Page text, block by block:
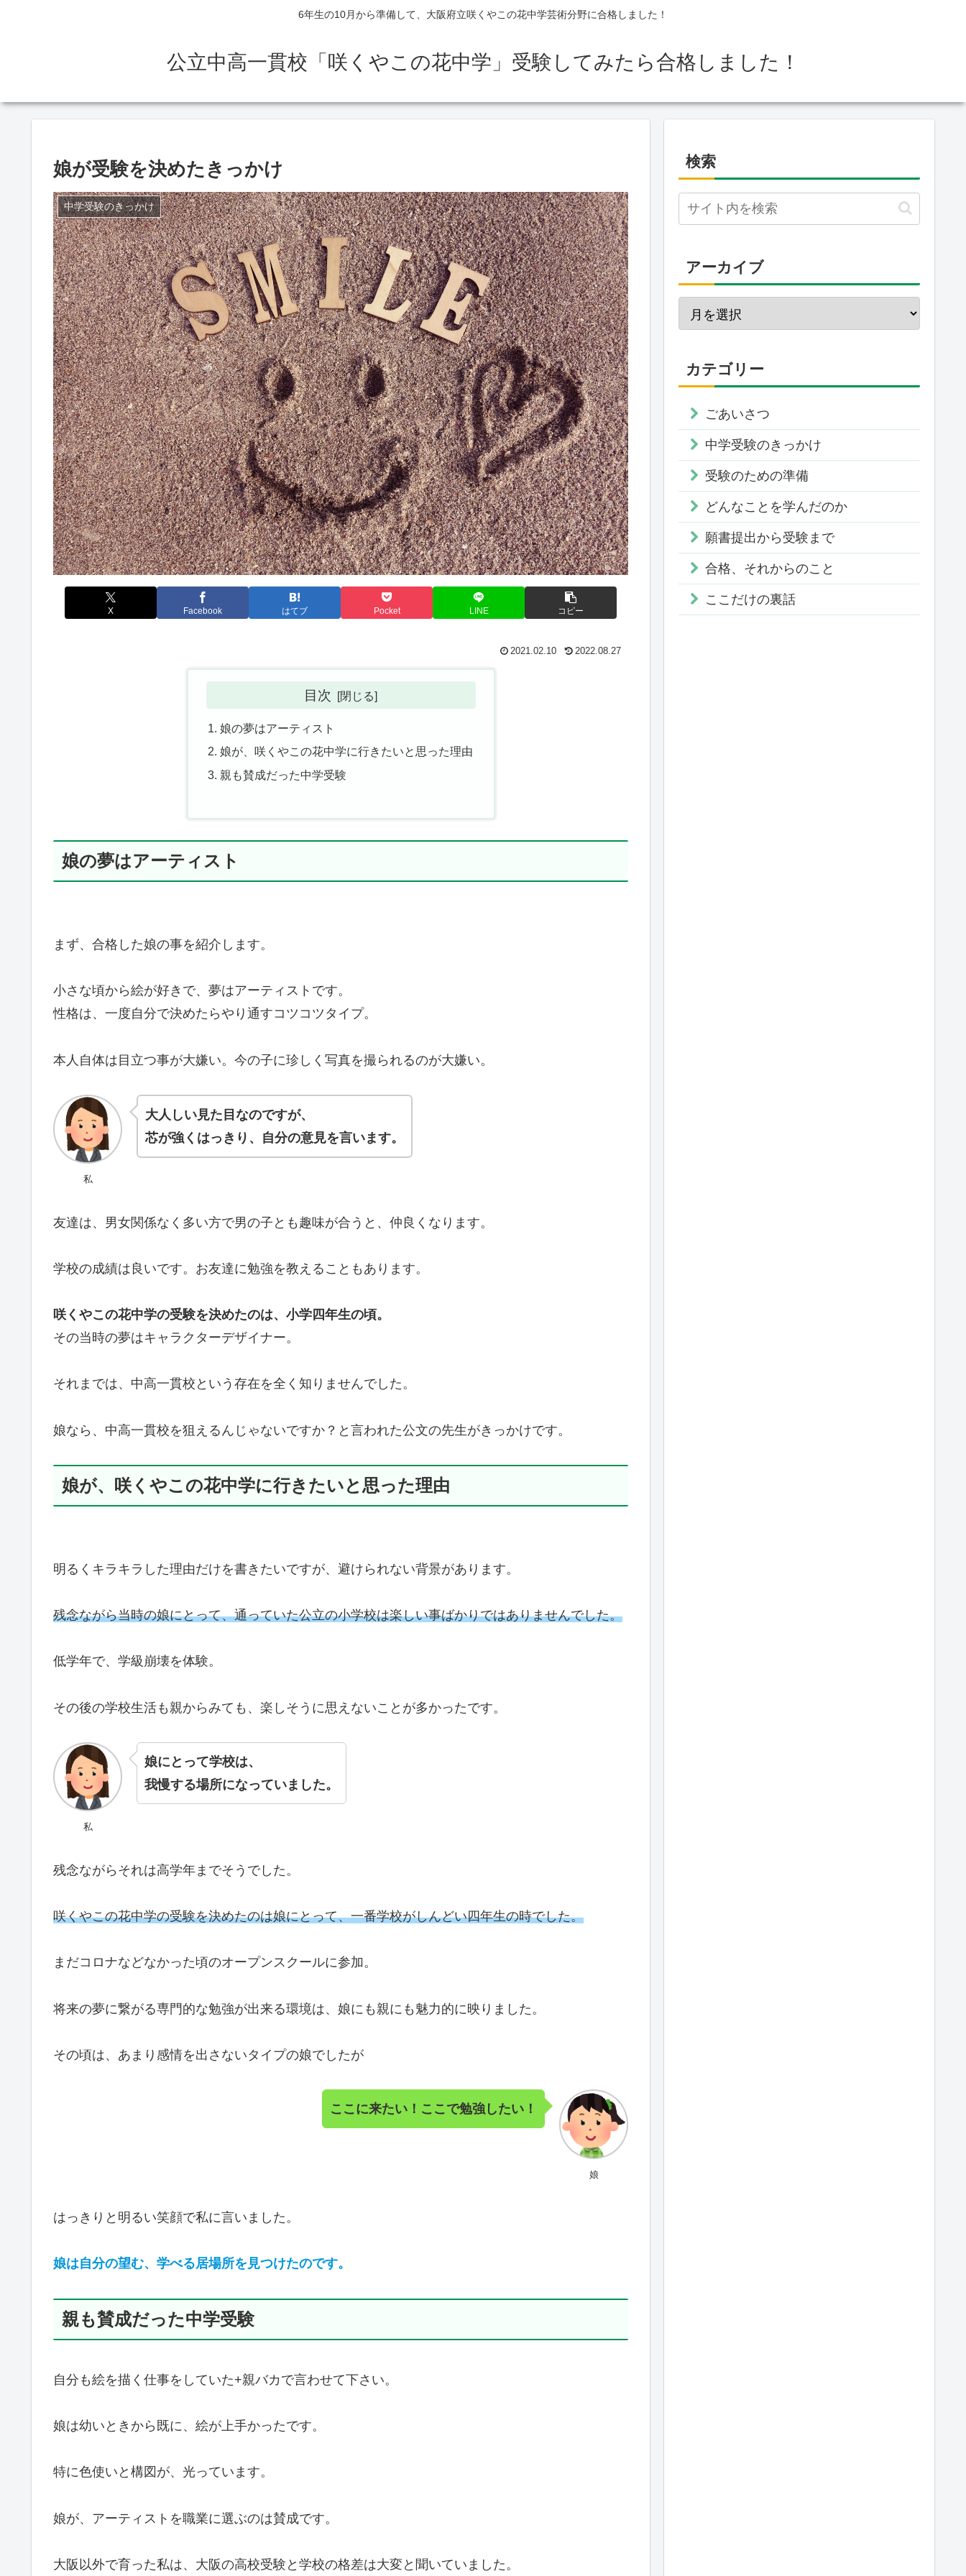
6年生の10月から準備して、大阪府立咲くやこの花中学芸術分野に合格しました！
公立中高一貫校「咲くやこの花中学」受験してみたら合格しました！
娘が受験を決めたきっかけ
中学受験のきっかけ
X Facebook はてブ Pocket LINE コピー
2021.02.10 2022.08.27
目次
娘の夢はアーティスト
娘が、咲くやこの花中学に行きたいと思った理由
親も賛成だった中学受験
娘の夢はアーティスト
まず、合格した娘の事を紹介します。
小さな頃から絵が好きで、夢はアーティストです。
性格は、一度自分で決めたらやり通すコツコツタイプ。
本人自体は目立つ事が大嫌い。今の子に珍しく写真を撮られるのが大嫌い。
私
大人しい見た目なのですが、
芯が強くはっきり、自分の意見を言います。
友達は、男女関係なく多い方で男の子とも趣味が合うと、仲良くなります。
学校の成績は良いです。お友達に勉強を教えることもあります。
咲くやこの花中学の受験を決めたのは、小学四年生の頃。
その当時の夢はキャラクターデザイナー。
それまでは、中高一貫校という存在を全く知りませんでした。
娘なら、中高一貫校を狙えるんじゃないですか？と言われた公文の先生がきっかけです。
娘が、咲くやこの花中学に行きたいと思った理由
明るくキラキラした理由だけを書きたいですが、避けられない背景があります。
残念ながら当時の娘にとって、通っていた公立の小学校は楽しい事ばかりではありませんでした。
低学年で、学級崩壊を体験。
その後の学校生活も親からみても、楽しそうに思えないことが多かったです。
私
娘にとって学校は、
我慢する場所になっていました。
残念ながらそれは高学年までそうでした。
咲くやこの花中学の受験を決めたのは娘にとって、一番学校がしんどい四年生の時でした。
まだコロナなどなかった頃のオープンスクールに参加。
将来の夢に繋がる専門的な勉強が出来る環境は、娘にも親にも魅力的に映りました。
その頃は、あまり感情を出さないタイプの娘でしたが
娘
ここに来たい！ここで勉強したい！
はっきりと明るい笑顔で私に言いました。
娘は自分の望む、学べる居場所を見つけたのです。
親も賛成だった中学受験
自分も絵を描く仕事をしていた+親バカで言わせて下さい。
娘は幼いときから既に、絵が上手かったです。
特に色使いと構図が、光っています。
娘が、アーティストを職業に選ぶのは賛成です。
大阪以外で育った私は、大阪の高校受験と学校の格差は大変と聞いていました。
検索
アーカイブ
カテゴリー
ごあいさつ
中学受験のきっかけ
受験のための準備
どんなことを学んだのか
願書提出から受験まで
合格、それからのこと
ここだけの裏話